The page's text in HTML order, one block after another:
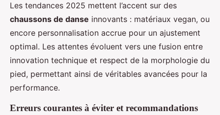
Les tendances 2025 mettent l’accent sur des
chaussons de danse innovants : matériaux vegan, ou
encore personnalisation accrue pour un ajustement
optimal. Les attentes évoluent vers une fusion entre
innovation technique et respect de la morphologie du
pied, permettant ainsi de véritables avancées pour la
performance.
Erreurs courantes à éviter et recommandations